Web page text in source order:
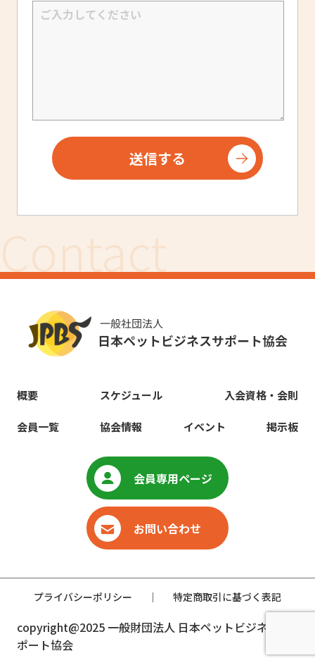
Contact
概要 スケジュール 入会資格・会則
会員一覧 協会情報 イベント 掲示板
会員専用ページ
お問い合わせ
copyright@2025 一般財団法人 日本ペットビジネスサ
ポート協会
プライバシーポリシー ｜ 特定商取引に基づく表記